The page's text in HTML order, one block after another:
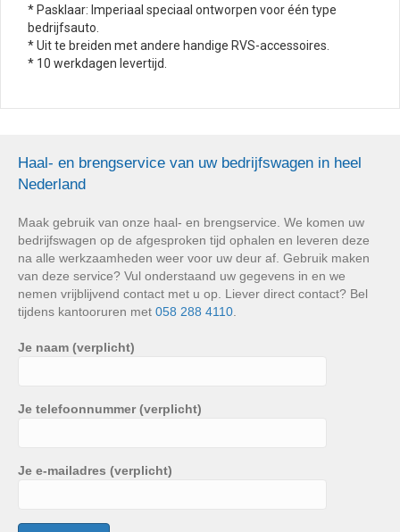
* Pasklaar: Imperiaal speciaal ontworpen voor één type
bedrijfsauto.
* Uit te breiden met andere handige RVS-accessoires.
* 10 werkdagen levertijd.
Haal- en brengservice van uw bedrijfswagen in heel
Nederland
Maak gebruik van onze haal- en brengservice. We komen uw
bedrijfswagen op de afgesproken tijd ophalen en leveren deze
na alle werkzaamheden weer voor uw deur af. Gebruik maken
van deze service? Vul onderstaand uw gegevens in en we
nemen vrijblijvend contact met u op. Liever direct contact? Bel
tijdens kantooruren met 058 288 4110
Je naam (verplicht)
Je telefoonnummer (verplicht)
Je e-mailadres (verplicht)